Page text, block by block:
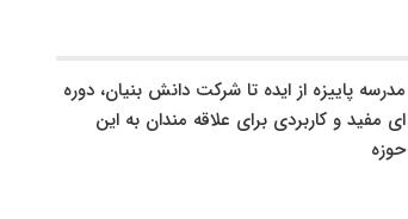
مدرسه پاییزه از ایده تا شرکت دانش بنیان، دوره
ای مفید و کاربردی برای علاقه مندان به این
حوزه